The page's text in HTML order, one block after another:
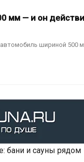
мм — и он
шириной
бани и сауны